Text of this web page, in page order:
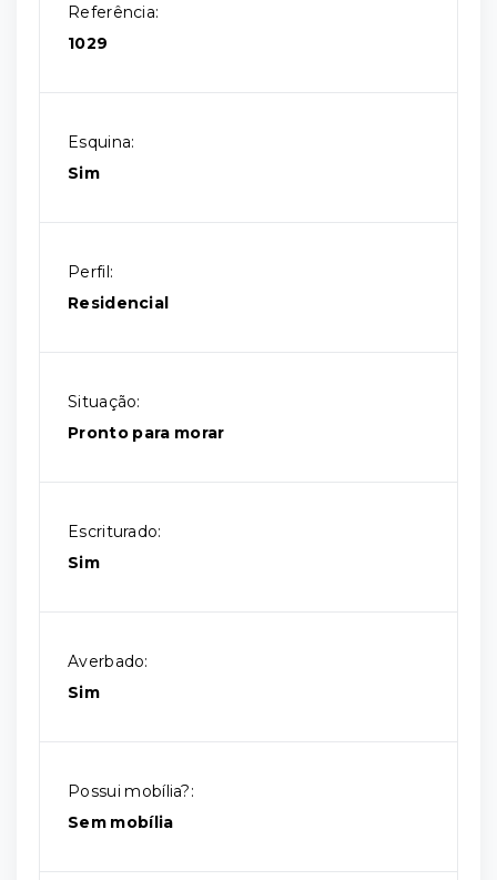
Referência:
1029
Esquina:
Sim
Perfil:
Residencial
Situação:
Pronto para morar
Escriturado:
Sim
Averbado:
Sim
Possui mobília?:
Sem mobília